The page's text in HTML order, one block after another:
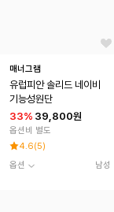
매너그램
유럽피안 솔리드 네이비
기능성원단
33% 39,800원
옵션비 별도
4.6(5)
옵션
남성